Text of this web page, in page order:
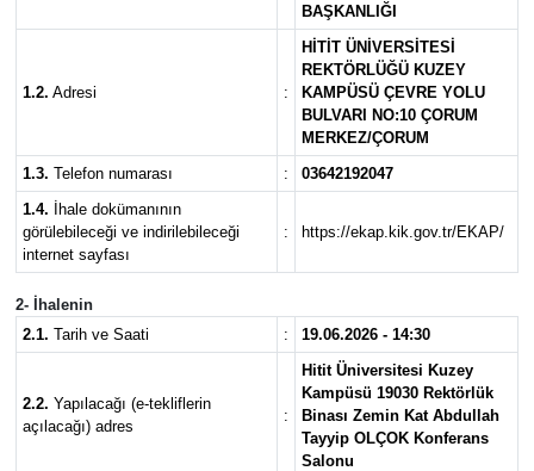
BAŞKANLIĞI
1.2. Adresi :
HİTİT ÜNİVERSİTESİ
REKTÖRLÜĞÜ KUZEY
KAMPÜSÜ ÇEVRE YOLU
BULVARI NO:10 ÇORUM
MERKEZ/ÇORUM
1.3. Telefon numarası :
03642192047
1.4. İhale dokümanının
görülebileceği ve indirilebileceği
internet sayfası
: https://ekap.kik.gov.tr/EKAP/
2- İhalenin
2.1. Tarih ve Saati : 19.06.2026 - 14:30
2.2. Yapılacağı (e-tekliflerin
açılacağı) adres
:
Hitit Üniversitesi Kuzey
Kampüsü 19030 Rektörlük
Binası Zemin Kat Abdullah
Tayyip OLÇOK Konferans
Salonu
Laçin
Mecitözü
Ortaköy
Osmancık
Sungurlu